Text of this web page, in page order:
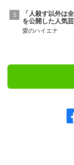
「人殺す以外は
を公開した人気
愛のハイエナ